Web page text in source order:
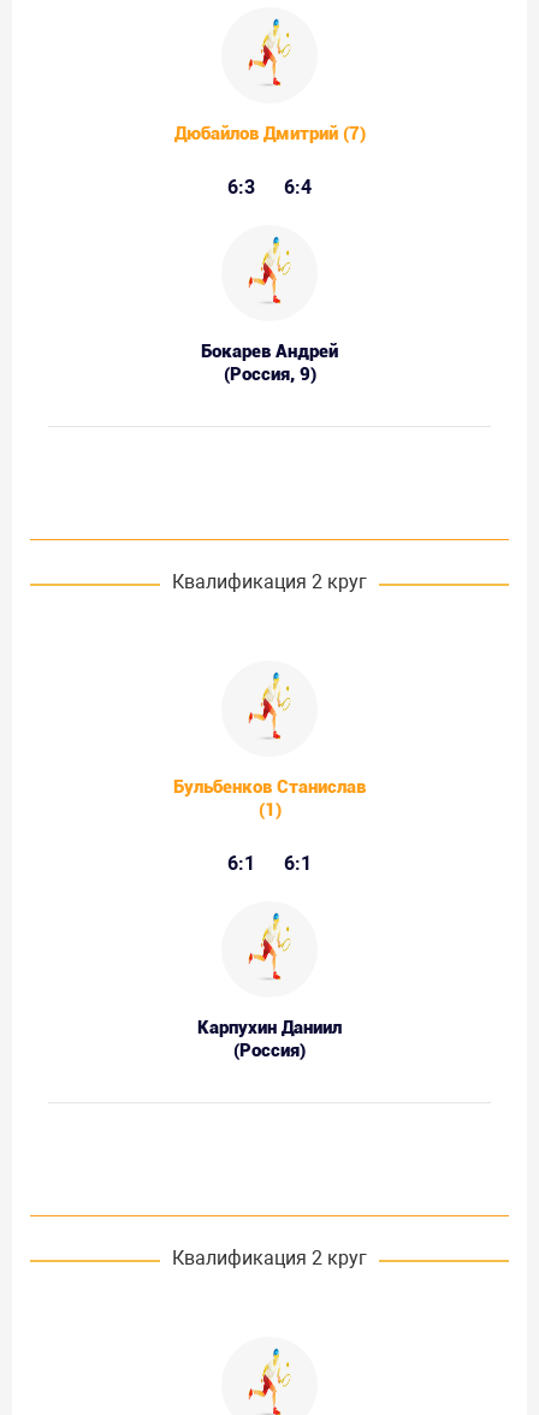
Дюбайлов Дмитрий (7)
6:3 6:4
Бокарев Андрей
(Россия, 9)
Квалификация 2 круг
Бульбенков Станислав
(1)
6:1 6:1
Карпухин Даниил
(Россия)
Квалификация 2 круг